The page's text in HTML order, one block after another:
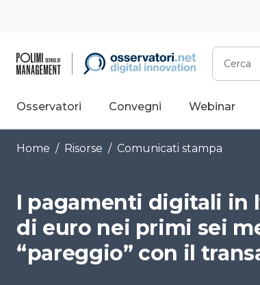
Cerca
Osservatori Convegni Webinar
Home / Risorse / Comunicati stampa
I pagamenti digitali in
di euro nei primi sei
“pareggio” con il